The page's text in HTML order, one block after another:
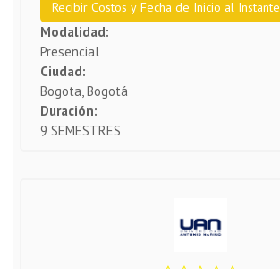
Recibir Costos y Fecha de Inicio al Instante
Modalidad:
Presencial
Ciudad:
Bogota, Bogotá
Duración:
9 SEMESTRES